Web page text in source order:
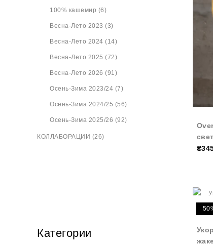
100% кашемир (6)
Весна-Лето 2023 (3)
Весна-Лето 2024 (14)
Весна-Лето 2025 (72)
Весна-Лето 2026 (91)
Осень-Зима 2023/24 (7)
Осень-Зима 2024/25 (56)
Осень-Зима 2025/26 (92)
КОЛЛАБОРАЦИИ (26)
Категории